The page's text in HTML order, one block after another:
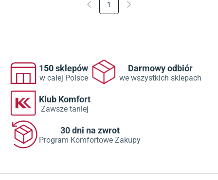
1
150 sklepów
w całej Polsce
Darmowy odbiór
we wszystkich sklepach
Klub Komfort
Zawsze taniej
30 dni na zwrot
Program Komfortowe Zakupy